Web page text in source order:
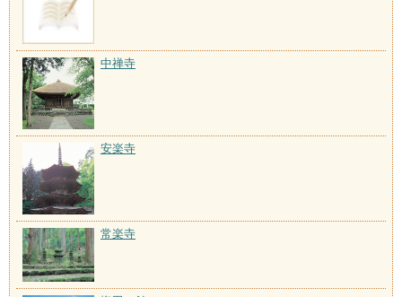
中禅寺
安楽寺
常楽寺